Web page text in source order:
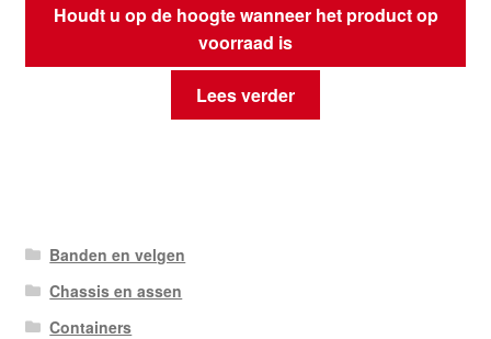
Houdt u op de hoogte wanneer het product op
voorraad is
Lees verder
Banden en velgen
Chassis en assen
Containers